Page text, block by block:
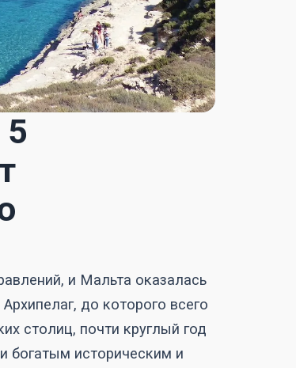
и Мальта оказалась
до которого всего
столиц, почти круглый год
богатым историческим и